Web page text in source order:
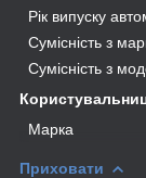
Рік випуску
Сумісність з
Сумісність з
Марка
Приховати